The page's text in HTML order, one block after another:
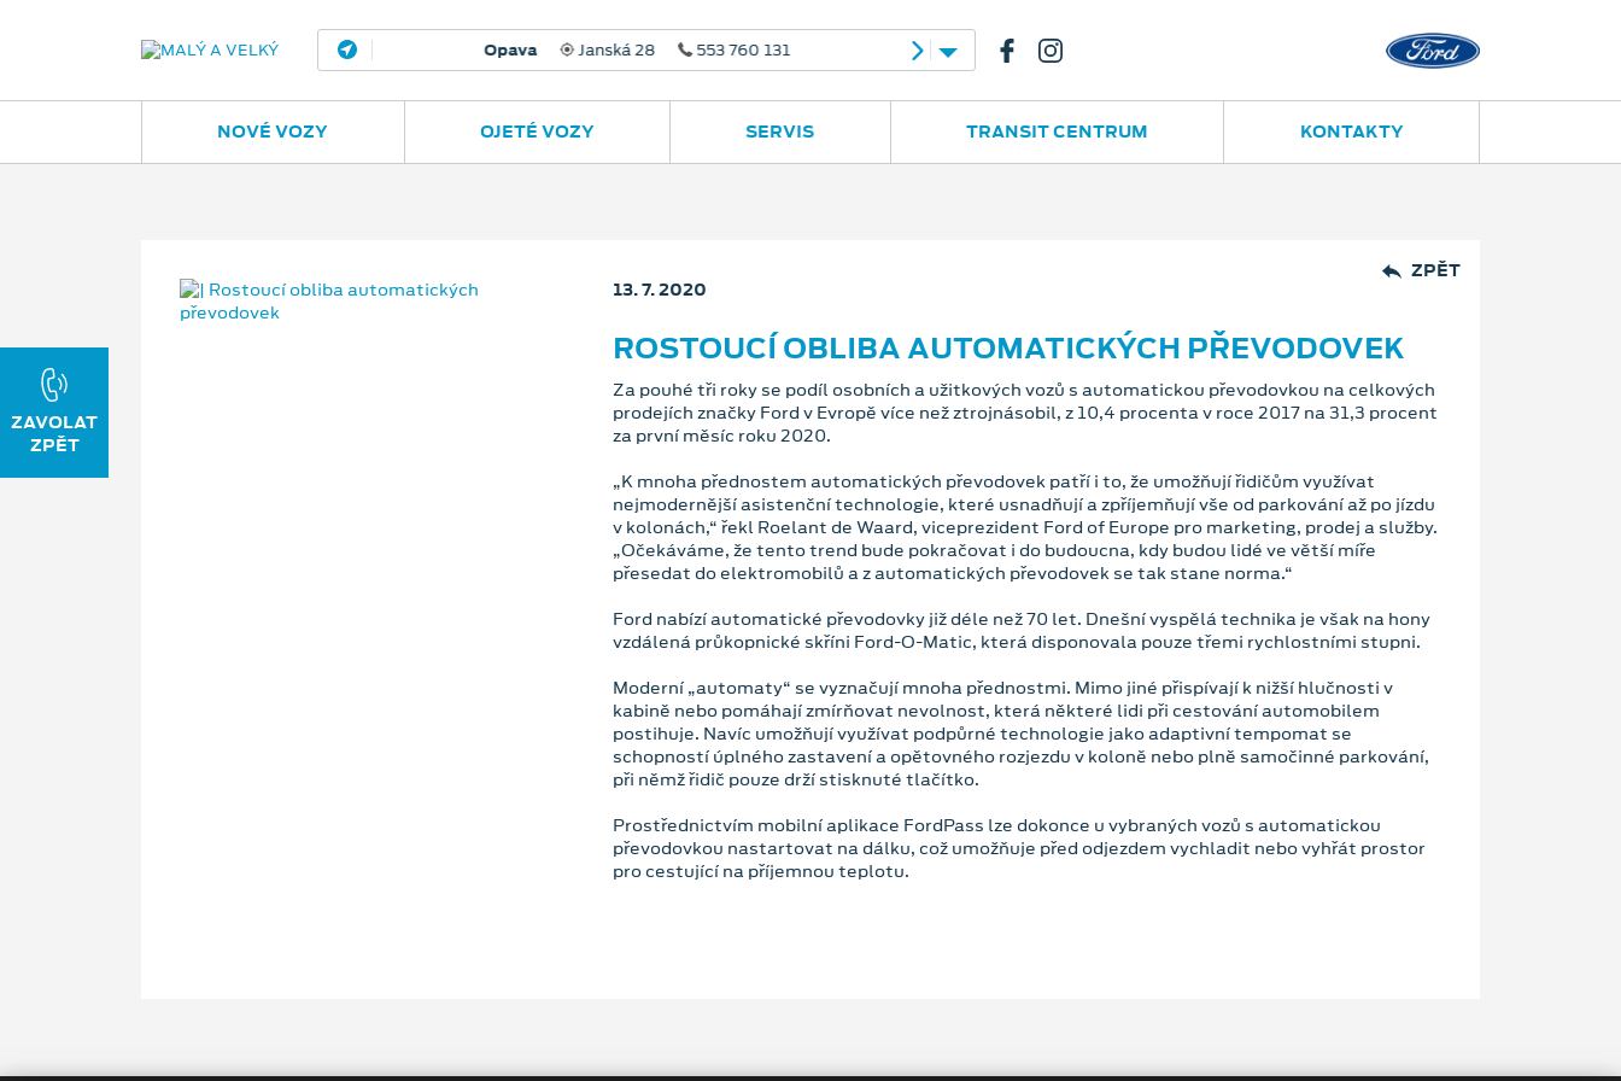
Janská 28 553 760 131 Ostrava - Vítkovice
NOVÉ VOZY OJETÉ VOZY SERVIS TRANSIT CENTRUM KONTAKTY
ZPĚT
13. 7. 2020
ROSTOUCÍ OBLIBA AUTOMATICKÝCH PŘEVODOVEK
Za pouhé tři roky se podíl osobních a užitkových vozů s automatickou převodovkou na celkových
prodejích značky Ford v Evropě více než ztrojnásobil, z 10,4 procenta v roce 2017 na 31,3 procent
za první měsíc roku 2020.
„K mnoha přednostem automatických převodovek patří i to, že umožňují řidičům využívat
nejmodernější asistenční technologie, které usnadňují a zpříjemňují vše od parkování až po jízdu
v kolonách,“ řekl Roelant de Waard, viceprezident Ford of Europe pro marketing, prodej a služby.
„Očekáváme, že tento trend bude pokračovat i do budoucna, kdy budou lidé ve větší míře
přesedat do elektromobilů a z automatických převodovek se tak stane norma.“
Ford nabízí automatické převodovky již déle než 70 let. Dnešní vyspělá technika je však na hony
vzdálená průkopnické skříni Ford-O-Matic, která disponovala pouze třemi rychlostními stupni.
Moderní „automaty“ se vyznačují mnoha přednostmi. Mimo jiné přispívají k nižší hlučnosti v
kabině nebo pomáhají zmírňovat nevolnost, která některé lidi při cestování automobilem
postihuje. Navíc umožňují využívat podpůrné technologie jako adaptivní tempomat se
schopností úplného zastavení a opětovného rozjezdu v koloně nebo plně samočinné parkování,
při němž řidič pouze drží stisknuté tlačítko.
Prostřednictvím mobilní aplikace FordPass lze dokonce u vybraných vozů s automatickou
převodovkou nastartovat na dálku, což umožňuje před odjezdem vychladit nebo vyhřát prostor
pro cestující na příjemnou teplotu.